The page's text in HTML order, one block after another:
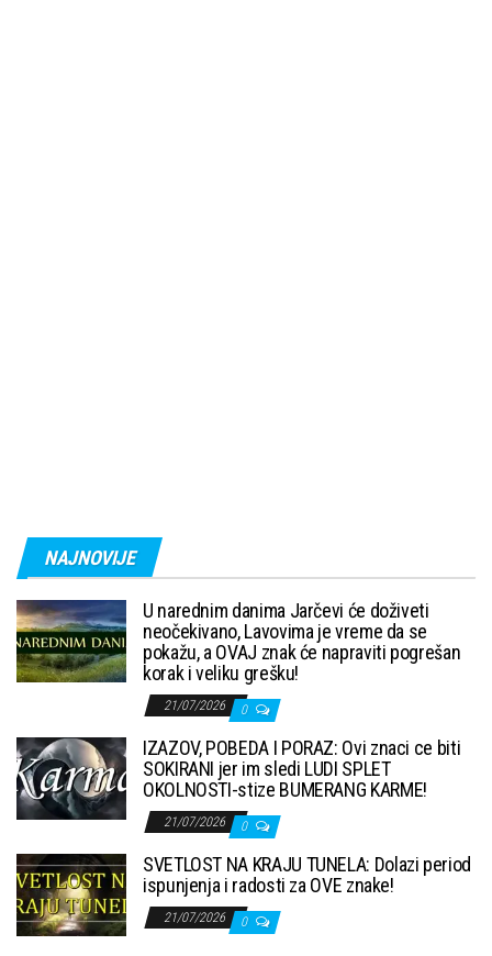
NAJNOVIJE
U narednim danima Jarčevi će doživeti
neočekivano, Lavovima je vreme da se
pokažu, a OVAJ znak će napraviti pogrešan
korak i veliku grešku!
21/07/2026 0
IZAZOV, POBEDA I PORAZ: Ovi znaci ce biti
SOKIRANI jer im sledi LUDI SPLET
OKOLNOSTI-stize BUMERANG KARME!
21/07/2026 0
SVETLOST NA KRAJU TUNELA: Dolazi period
ispunjenja i radosti za OVE znake!
21/07/2026 0